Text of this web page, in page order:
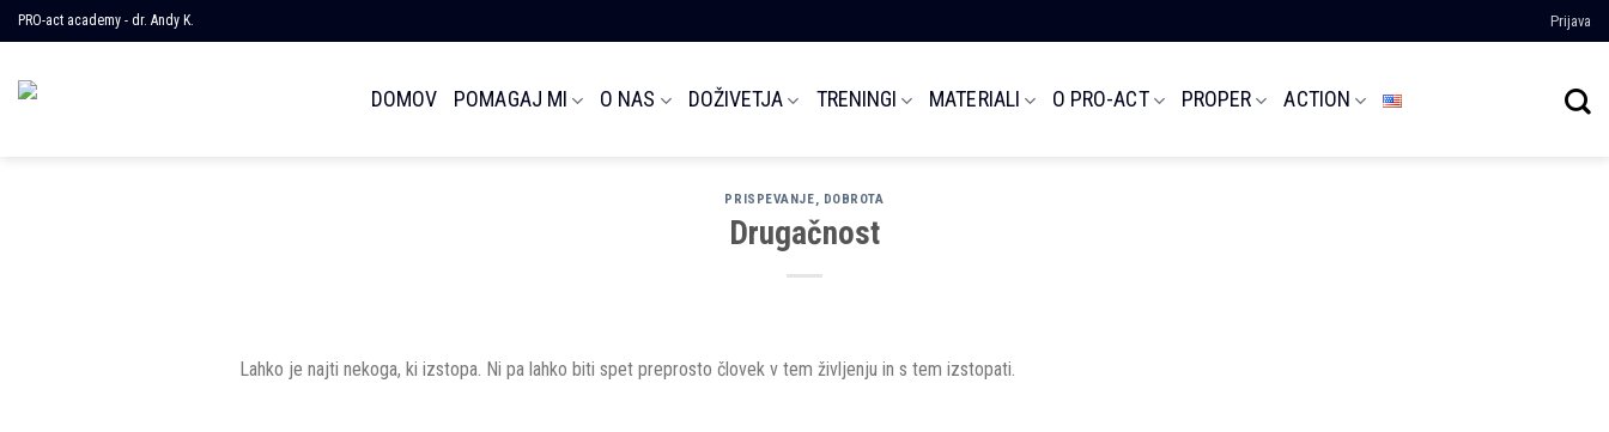
Skoči
na
vsebino
PRO-act academy - dr. Andy K. Prijava
DOMOV POMAGAJ MI O NAS DOŽIVETJA TRENINGI MATERIALI O PRO-ACT PROPER ACTION
PRISPEVANJE, DOBROTA
Drugačnost
Lahko je najti nekoga, ki izstopa. Ni pa lahko biti spet preprosto človek v tem življenju in s tem izstopati.